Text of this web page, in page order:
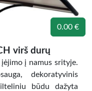
0.00 €
virš durų
į namus srityje.
dekoratyvinis
būdu dažyta